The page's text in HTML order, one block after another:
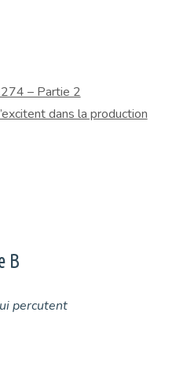
– Partie 2
dans la production
B
percutent